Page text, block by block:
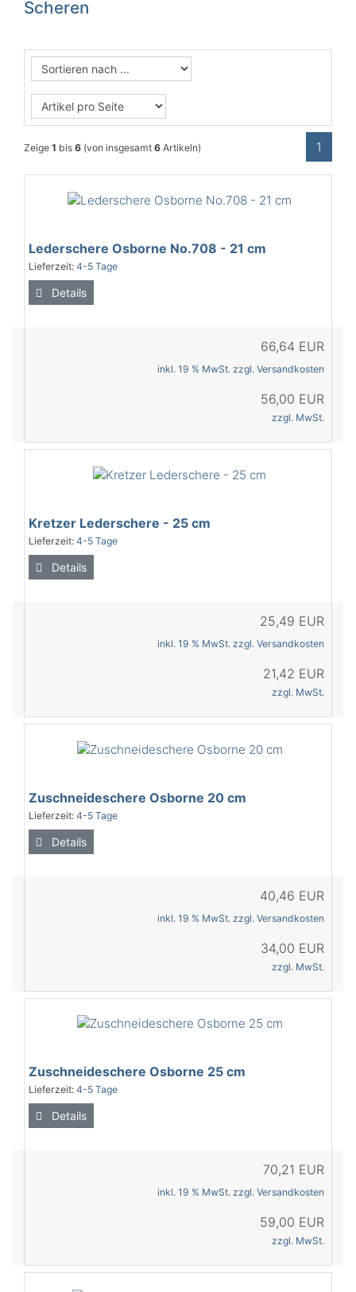
Scheren
Zeige 1 bis 6 (von insgesamt 6 Artikeln) 1
Lederschere Osborne No.708 - 21 cm
Lieferzeit: 4-5 Tage
Details
66,64 EUR
inkl. 19 % MwSt. zzgl. Versandkosten
56,00 EUR
zzgl. MwSt.
Kretzer Lederschere - 25 cm
Lieferzeit: 4-5 Tage
Details
25,49 EUR
inkl. 19 % MwSt. zzgl. Versandkosten
21,42 EUR
zzgl. MwSt.
Zuschneideschere Osborne 20 cm
Lieferzeit: 4-5 Tage
Details
40,46 EUR
inkl. 19 % MwSt. zzgl. Versandkosten
34,00 EUR
zzgl. MwSt.
Zuschneideschere Osborne 25 cm
Lieferzeit: 4-5 Tage
Details
70,21 EUR
inkl. 19 % MwSt. zzgl. Versandkosten
59,00 EUR
zzgl. MwSt.